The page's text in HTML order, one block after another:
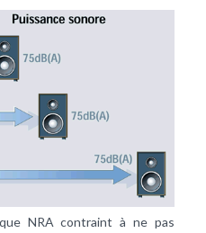
NRA contraint à ne pas